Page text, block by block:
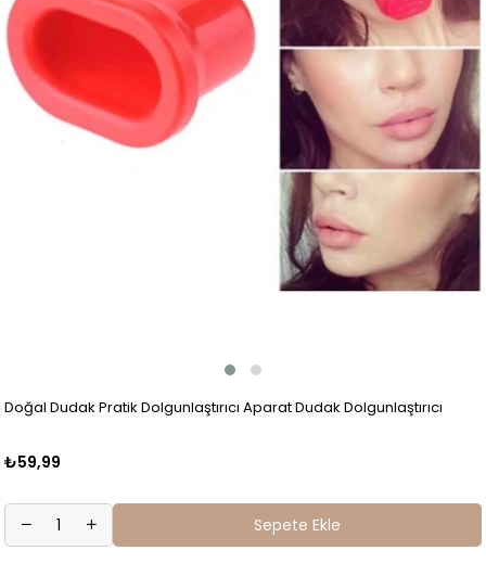
Doğal Dudak Pratik Dolgunlaştırıcı Aparat Dudak Dolgunlaştırıcı
₺59,99
Sepete Ekle